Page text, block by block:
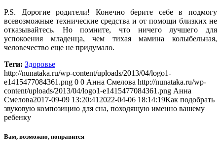
P.S. Дорогие родители! Конечно берите себе в подмогу
всевозможные технические средства и от помощи близких не
отказывайтесь. Но помните, что ничего лучшего для
успокоения младенца, чем тихая мамина колыбельная,
человечество еще не придумало.
Теги: Здоровье
http://nunataka.ru/wp-content/uploads/2013/04/logo1-
e1415477084361.png 0 0 Анна Смелова http://nunataka.ru/wp-
content/uploads/2013/04/logo1-e1415477084361.png Анна
Смелова2017-09-09 13:20:41 2022-04-06 18:14:19Как подобрать
звуковую композицию для сна, походящую именно вашему
ребенку
Вам, возможно, понравится